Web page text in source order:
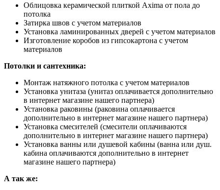
Облицовка керамической плиткой Axima от пола до
потолка
Затирка швов с учетом материалов
Установка ламинированных дверей с учетом материалов
Изготовление коробов из гипсокартона с учетом
материалов
Потолки и сантехника:
Монтаж натяжного потолка с учетом материалов
Установка унитаза (унитаз оплачивается дополнительно
в интернет магазине нашего партнера)
Установка раковины (раковина оплачивается
дополнительно в интернет магазине нашего партнера)
Установка смесителей (смесители оплачиваются
дополнительно в интернет магазине нашего партнера)
Установка ванны или душевой кабины (ванна или душ.
кабина оплачиваются дополнительно в интернет
магазине нашего партнера)
А так же: